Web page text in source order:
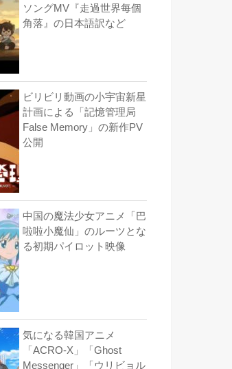
ソングMV『走過世界每個
角落』の日本語訳など
ビリビリ動画の小宇宙新星
計画による「記憶管理局
False Memory」の新作PV
公開
中国の魔法少女アニメ「巴
啦啦小魔仙」のルーツとな
る初期パイロット映像
気になる韓国アニメ
「ACRO-X」「Ghost
Messenger」「ウリビョル